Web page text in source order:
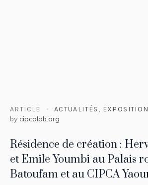
ARTICLE ACTUALITÉS ,
by cipcalab.org
Résidence de création :
et Emile Youmbi au Palais
Batoufam et au CIPCA